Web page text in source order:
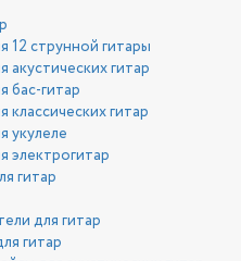
12 струнной гитары
акустических гитар
бас-гитар
классических гитар
укулеле
электрогитар
гитар
для гитар
гитар